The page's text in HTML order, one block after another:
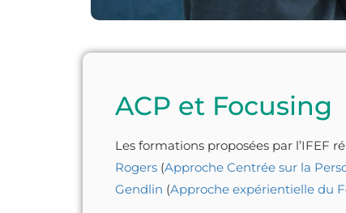
ACP et Focusing
Les formations proposées par l’IFEF
Rogers (Approche Centrée sur la
Gendlin (Approche expérientielle du